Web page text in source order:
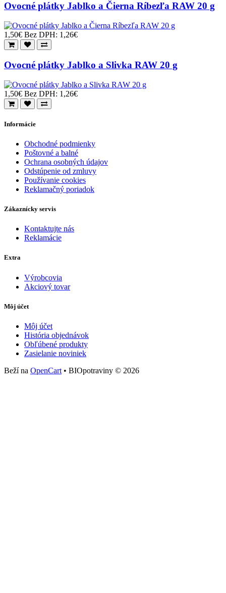
Ovocné plátky Jablko a Čierna Ríbezľa RAW 20 g
1,50€ Bez DPH: 1,26€
Ovocné plátky Jablko a Slivka RAW 20 g
1,50€ Bez DPH: 1,26€
Informácie
Obchodné podmienky
Poštovné a balné
Ochrana osobných údajov
Odstúpenie od zmluvy
Používanie cookies
Reklamačný poriadok
Zákaznícky servis
Kontaktujte nás
Reklamácie
Extra
Výrobcovia
Akciový tovar
Môj účet
Môj účet
História objednávok
Obľúbené produkty
Zasielanie noviniek
Beží na OpenCart • BIOpotraviny © 2026